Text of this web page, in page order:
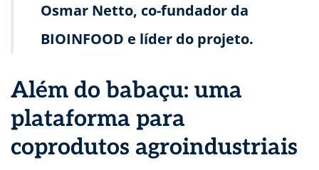
Osmar Netto, co-fundador da
BIOINFOOD e líder do projeto.
Além do babaçu: uma
plataforma para
coprodutos agroindustriais